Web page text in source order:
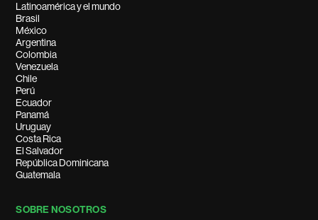
Latinoamérica y el mundo
Brasil
México
Argentina
Colombia
Venezuela
Chile
Perú
Ecuador
Panamá
Uruguay
Costa Rica
El Salvador
República Dominicana
Guatemala
SOBRE NOSOTROS